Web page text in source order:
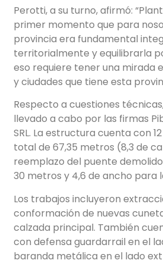
Perotti, a su turno, afirmó:
primer momento que para
provincia era fundamental
territorialmente y equilibrarla
eso requiere tener una mirada
y ciudades que tiene esta
Respecto a cuestiones
llevado a cabo por las firmas
SRL. La estructura cuenta con
total de 67,35 metros (8,3 de
reemplazo del puente
30 metros y 4,6 de ancho para
Los trabajos incluyeron
conformación de nuevas
calzada principal. También
con defensa guardarrail en el
baranda metálica en el lado